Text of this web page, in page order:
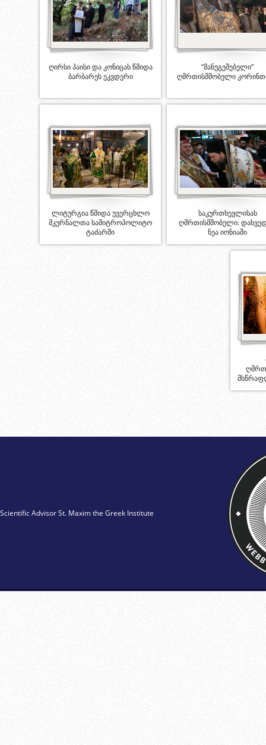
ღირსი პაისი და კონიცას წმიდა
ბარბარეს ეკვდერი
“მანუგეშებელი”
ღმრთისმშობელი
ლიტურგია წმიდა უვერცხლო
მკურნალთა სამიტროპოლიტო
ტაძარში
საკურთხევლისას
ღმრთისმშობელი:
ნეა იონიაში
Scientific Advisor St. Maxim the Greek Institute